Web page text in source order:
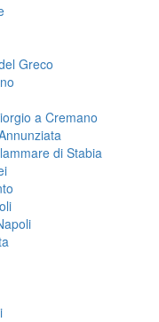
Greco
a Cremano
di Stabia